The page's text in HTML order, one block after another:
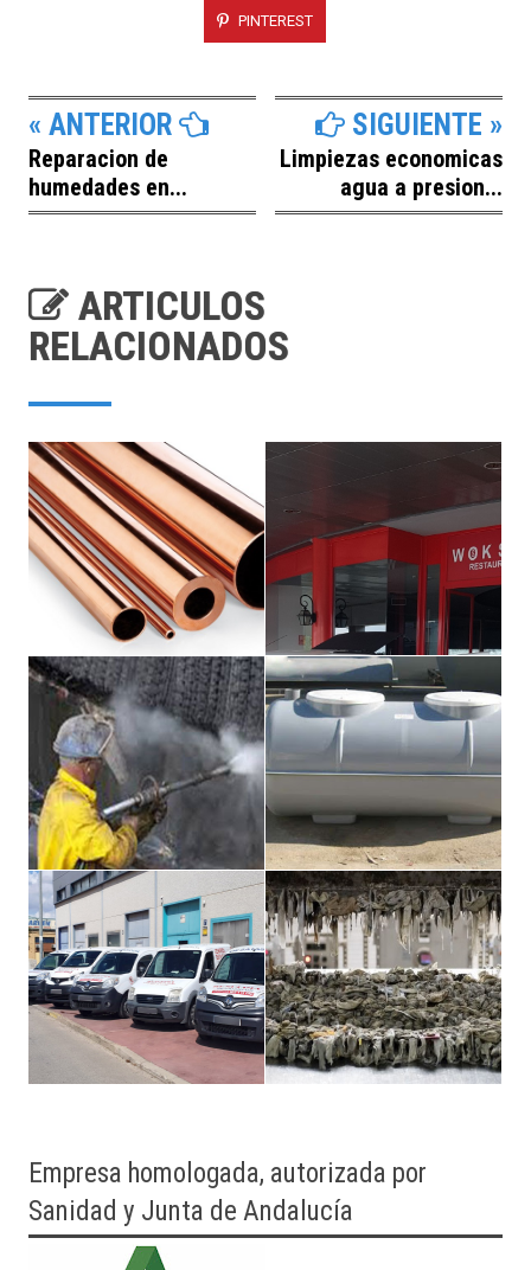
PINTEREST
« ANTERIOR
Reparacion de
humedades en...
SIGUIENTE »
Limpiezas economicas
agua a presion...
ARTICULOS
RELACIONADOS
Empresa homologada, autorizada por
Sanidad y Junta de Andalucía